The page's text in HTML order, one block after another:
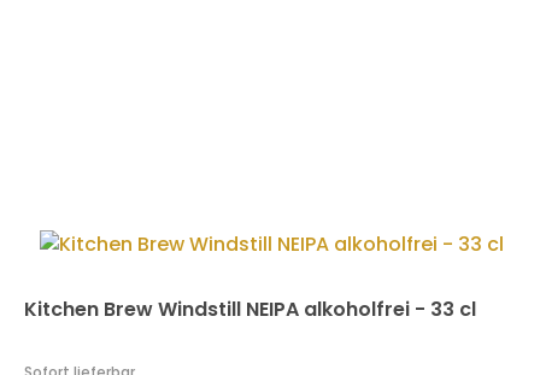
Kitchen Brew Windstill NEIPA alkoholfrei - 33 cl